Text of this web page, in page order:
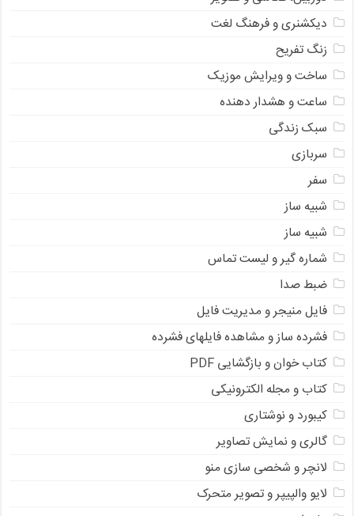
دیکشنری و فرهنگ لغت
زنگ تفریح
ساخت و ویرایش موزیک
ساعت و هشدار دهنده
سبک زندگی
سربازی
سفر
شبیه ساز
شبیه ساز
شماره گیر و لیست تماس
ضبط صدا
فایل منیجر و مدیریت فایل
فشرده ساز و مشاهده فایلهای فشرده
کتاب خوان و بازگشایی PDF
کتاب و مجله الکترونیکی
کیبورد و نوشتاری
گالری و نمایش تصاویر
لانچر و شخصی سازی منو
لایو والپیپر و تصویر متحرک